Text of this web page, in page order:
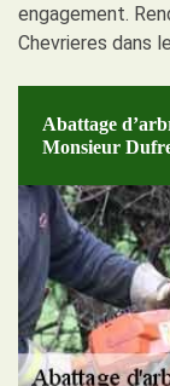
engagement.
Chevrieres dans
Abattage
Monsieur